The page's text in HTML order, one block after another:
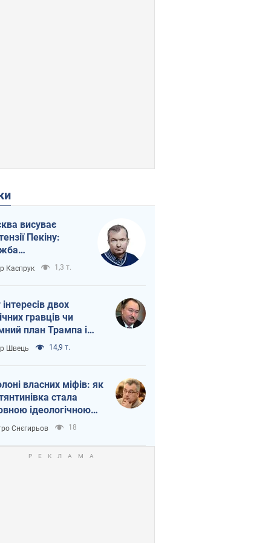
висуває
Пекіну:
на
Росії від
Каспрук 1,3 т.
інтересів двох
гравців чи
план Трампа і
Швець 14,9 т.
власних міфів: як
стала
ідеологічною
для російських
Снєгирьов 18